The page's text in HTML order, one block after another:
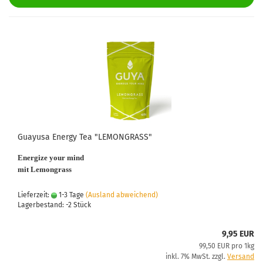
Guayusa Energy Tea "LEMONGRASS"
Energize your mind
mit Lemongrass
Lieferzeit: 1-3 Tage (Ausland abweichend)
Lagerbestand: -2 Stück
9,95 EUR
99,50 EUR pro 1kg
inkl. 7% MwSt. zzgl. Versand